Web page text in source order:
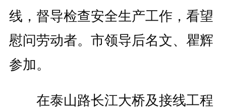
线，督导检查安全生产工作，看望
慰问劳动者。市领导后名文、瞿辉
参加。
在泰山路长江大桥及接线工程